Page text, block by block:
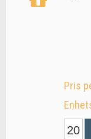
Pris